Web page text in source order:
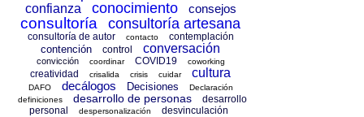
confianza conocimiento consejos
consultoría consultoría artesana
consultoría de autor contacto contemplación
contención control conversación
convicción coordinar COVID19 coworking
creatividad crisalida crisis cuidar cultura
DAFO decálogos Decisiones
Declaración
definiciones
desarrollo de personas
desarrollo
personal
despersonalización desvinculación